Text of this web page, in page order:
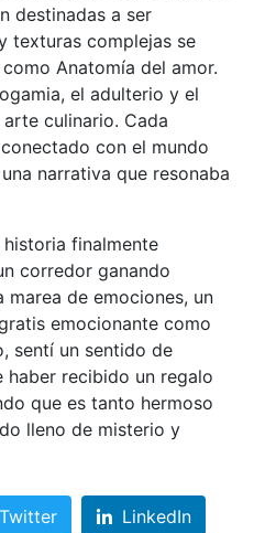
destinadas a ser
texturas complejas se
Anatomía del amor.
el adulterio y el
culinario. Cada
con el mundo
narrativa que resonaba
finalmente
corredor ganando
marea de emociones, un
emocionante como
sentí un sentido de
haber recibido un regalo
que es tanto hermoso
lleno de misterio y
Twitter LinkedIn